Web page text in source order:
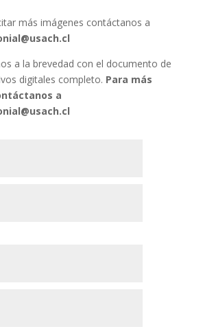
más imágenes contáctanos a
a la brevedad con el documento de
digitales completo. Para más
a